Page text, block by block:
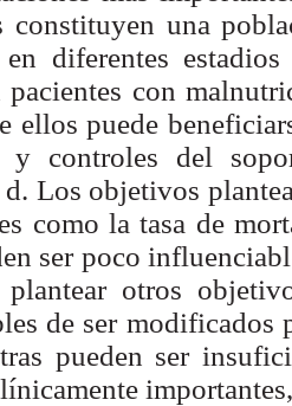
constituyen una
diferentes
pacientes con
ellos puede
y controles del
d. Los objetivos
como la tasa de
ser poco
plantear otros
de ser
pueden ser